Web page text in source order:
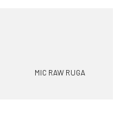
MIC RAW RUGA